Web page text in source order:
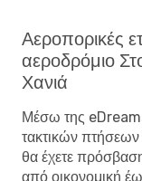
Αεροπορικές
αεροδρόμιο
Χανιά
Μέσω της
τακτικών
θα έχετε
από οικονομική